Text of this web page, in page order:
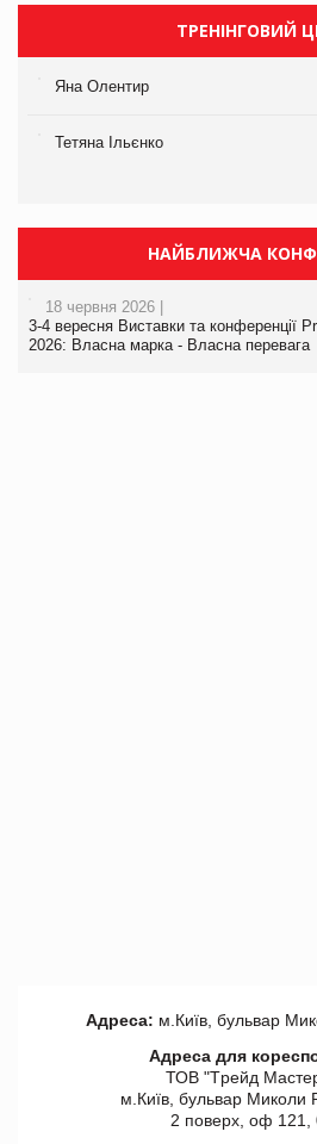
ТРЕНІНГОВИЙ
Яна Олентир
Тетяна Ільєнко
НАЙБЛИЖЧА
18 червня 2026 |
3-4 вересня Виставки та конференції
2026: Власна марка - Власна перевага
Адреса: м.Київ, бульвар
Адреса для
ТОВ "Tрейд
м.Київ, бульвар Миколи
2 поверх, оф 121,